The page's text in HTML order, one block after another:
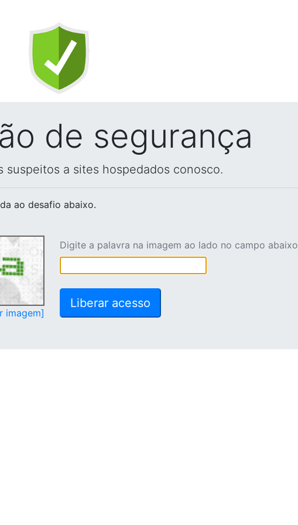
de segurança
a sites hospedados conosco.
ao desafio abaixo.
imagem]
Digite a palavra na imagem ao lado no campo abaixo